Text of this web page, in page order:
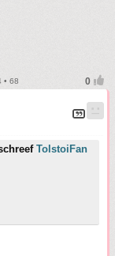
• 68
TolstoiFan